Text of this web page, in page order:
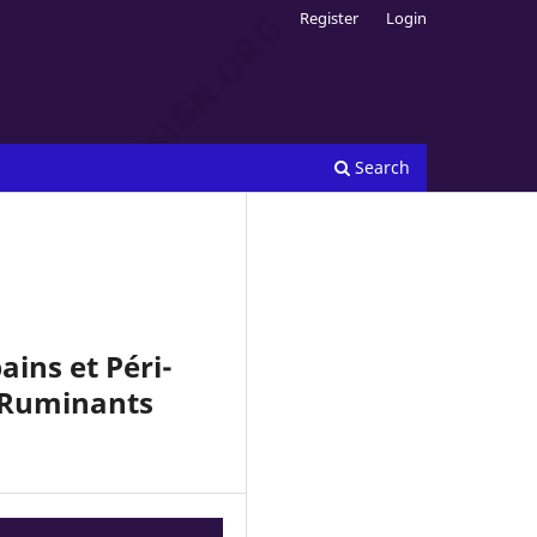
Search
Register Login
et Péri-